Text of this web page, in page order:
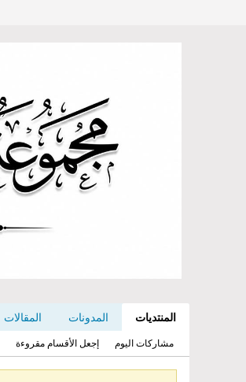
المنتديات المدونات المقالات
مشاركات اليوم إجعل الأقسام مقروءة